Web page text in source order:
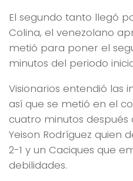
El segundo tanto llegó
Colina, el venezolano
metió para poner el
minutos del periodo
Visionarios entendió las
así que se metió en el
cuatro minutos después
Yeison Rodríguez quien
2-1 y un Caciques que
debilidades.